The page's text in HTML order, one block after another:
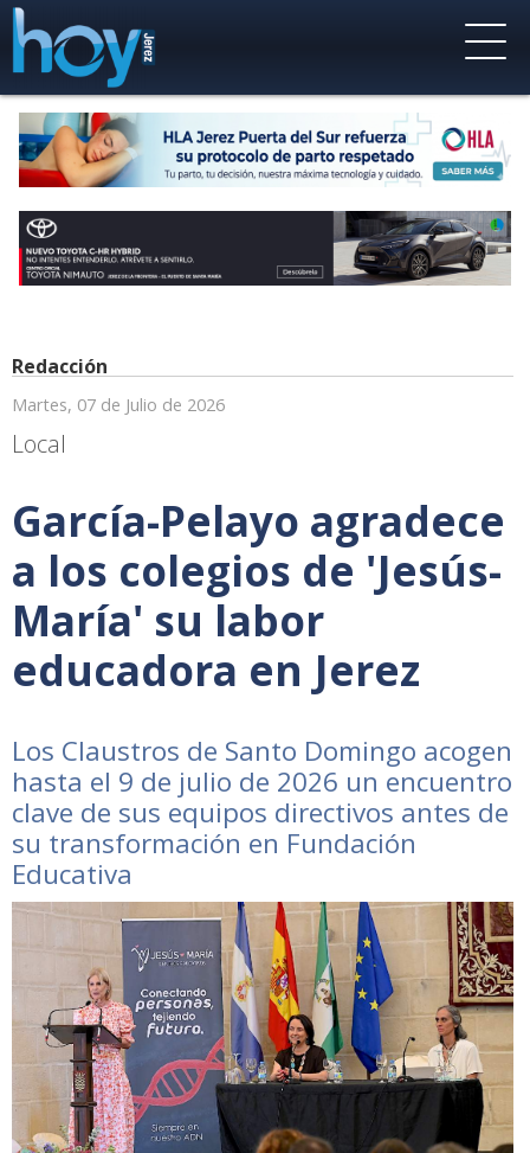
Redacción
Martes, 07 de Julio de 2026
Local
García-Pelayo agradece
a los colegios de 'Jesús-
María' su labor
educadora en Jerez
Los Claustros de Santo Domingo acogen
hasta el 9 de julio de 2026 un encuentro
clave de sus equipos directivos antes de
su transformación en Fundación
Educativa